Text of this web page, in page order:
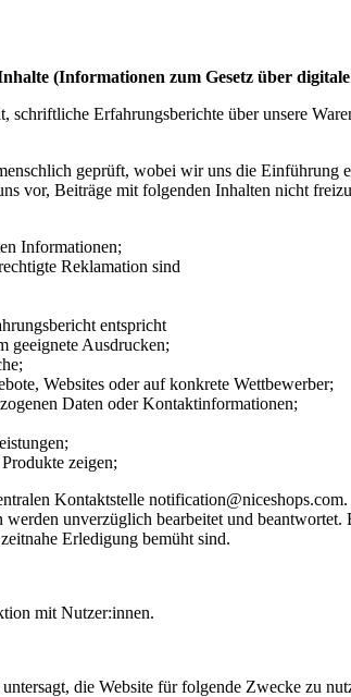
(Informationen zum Gesetz über
Erfahrungsberichte über unsere
geprüft, wobei wir uns die Einführung
vor, Beiträge mit folgenden Inhalten nicht
Informationen;
Reklamation sind
entspricht
geeignete Ausdrucken;
Websites oder auf konkrete Wettbewerber;
Daten oder Kontaktinformationen;
zeigen;
Kontaktstelle
unverzüglich bearbeitet und
Erledigung bemüht sind.
mit Nutzer:innen.
die Website für folgende Zwecke zu